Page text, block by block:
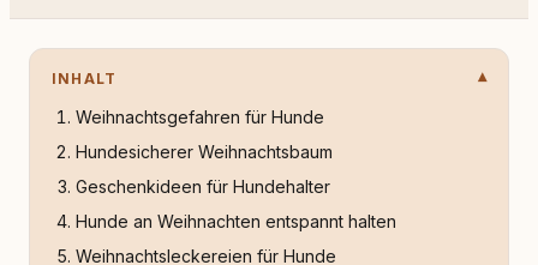
INHALT
Weihnachtsgefahren für Hunde
Hundesicherer Weihnachtsbaum
Geschenkideen für Hundehalter
Hunde an Weihnachten entspannt halten
Weihnachtsleckereien für Hunde